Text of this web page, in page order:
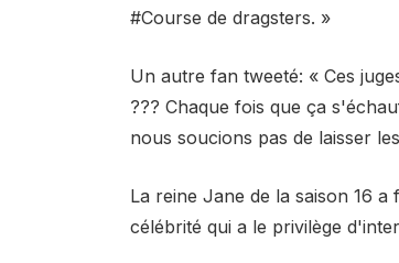
#Course de dragsters. »
Un autre fan tweeté: « Ces
??? Chaque fois que ça
nous soucions pas de laisser
La reine Jane de la saison 16
célébrité qui a le privilège